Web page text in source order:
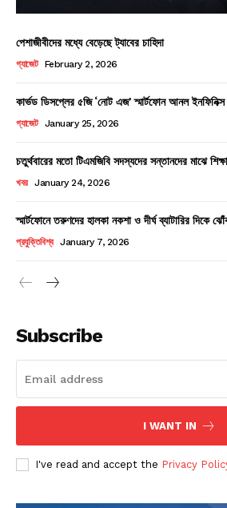
Company
About
Subscription Plans
My account
পেশাজীবীদের মধ্যে বেড়েছে ট্যাবের চাহিদা
গ্যাজেট February 2, 2026
কার্ভড ডিসপ্লের ৫জি ‘নোট এজ’ স্মার্টফোন আনল ইনফিনিক্স
গ্যাজেট January 25, 2026
চতুর্থবারের মতো টিএমজিবি সদস্যদের সন্তানদের মাঝে
খবর January 24, 2026
স্মার্টফোনে তরুণদের হালকা নকশা ও দীর্ঘ ব্যাটারির দিকে
প্রযুক্তিবিশ্ব January 7, 2026
Subscribe
I WANT IN
I've read and accept the Privacy